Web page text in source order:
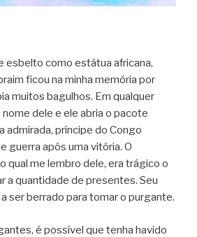
esbelto como estátua africana,
ficou na minha memória por
muitos bagulhos. Em qualquer
dele e ele abria o pacote
admirada, príncipe do Congo
guerra após uma vitória. O
qual me lembro dele, era trágico o
a quantidade de presentes. Seu
ser berrado para tomar o purgante.
é possível que tenha havido